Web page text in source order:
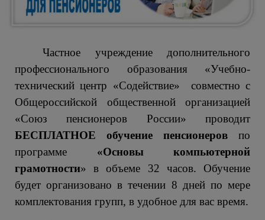
Частное учреждение дополнительного
профессионального образования «Учебно-
технический центр «Содействие» совместно с
Общероссийской общественной организацией
«Союз пенсионеров России» проводит
БЕСПЛАТНОЕ
обучение пенсионеров по
программе «Основы компьютерной
грамотности» в объеме 32 часов. Обучение
будет организовано в течении 8 дней по мере
комплектования групп, в удобное для вас время.